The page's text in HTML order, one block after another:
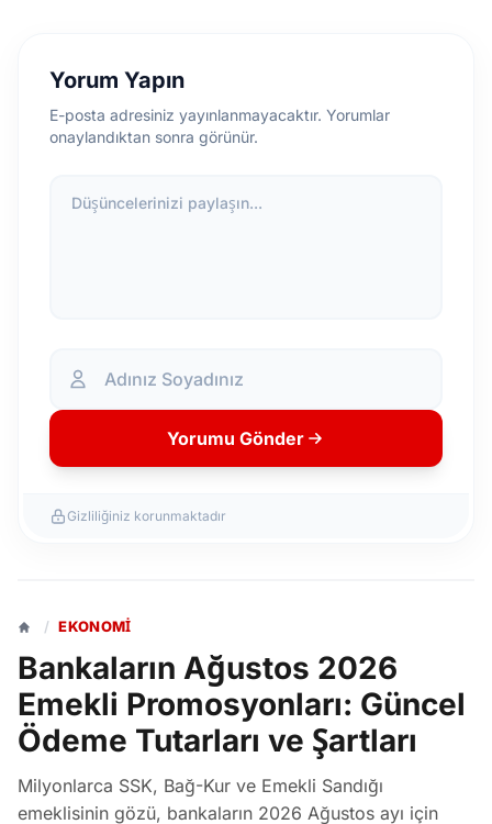
Yorum Yapın
E-posta adresiniz yayınlanmayacaktır. Yorumlar
onaylandıktan sonra görünür.
Düşüncelerinizi paylaşın...
Yorumu Gönder
Gizliliğiniz korunmaktadır
/ EKONOMI
Bankaların Ağustos 2026
Emekli Promosyonları: Güncel
Ödeme Tutarları ve Şartları
Milyonlarca SSK, Bağ-Kur ve Emekli Sandığı
emeklisinin gözü, bankaların 2026 Ağustos ayı için